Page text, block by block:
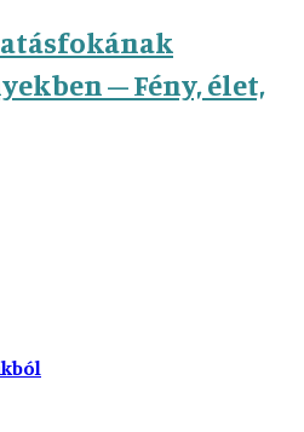
– Fény, élet,